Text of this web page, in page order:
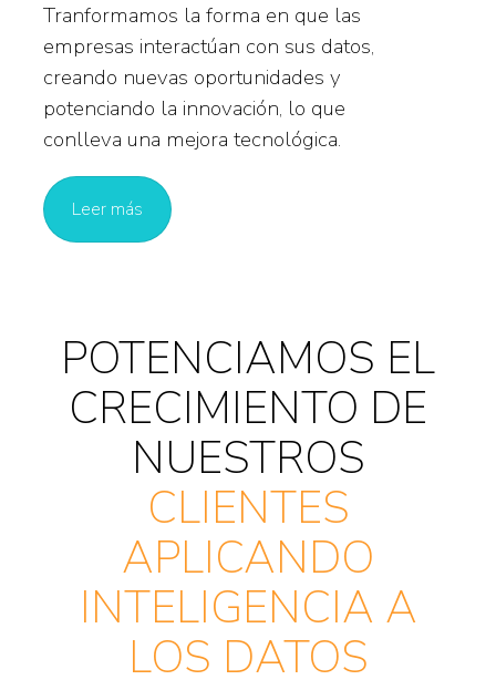
Tranformamos la forma en que las
empresas interactúan con sus datos,
creando nuevas oportunidades y
potenciando la innovación, lo que
conlleva una mejora tecnológica.
Leer más
POTENCIAMOS EL
CRECIMIENTO DE
NUESTROS
CLIENTES
APLICANDO
INTELIGENCIA A
LOS DATOS